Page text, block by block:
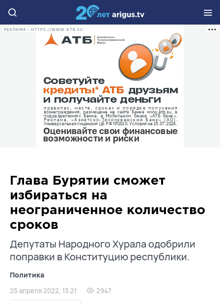
РЕКЛАМА • HTTPS://WWW.ATB.SU
Глава Бурятии сможет
избираться на
неограниченное количество
сроков
Депутаты Народного Хурала одобрили
поправки в Конституцию республики.
Политика
25 апреля 2022, 13:21 2947